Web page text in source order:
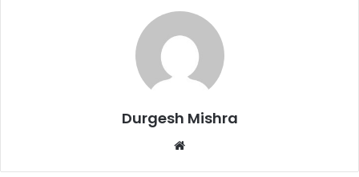
Durgesh Mishra
Website